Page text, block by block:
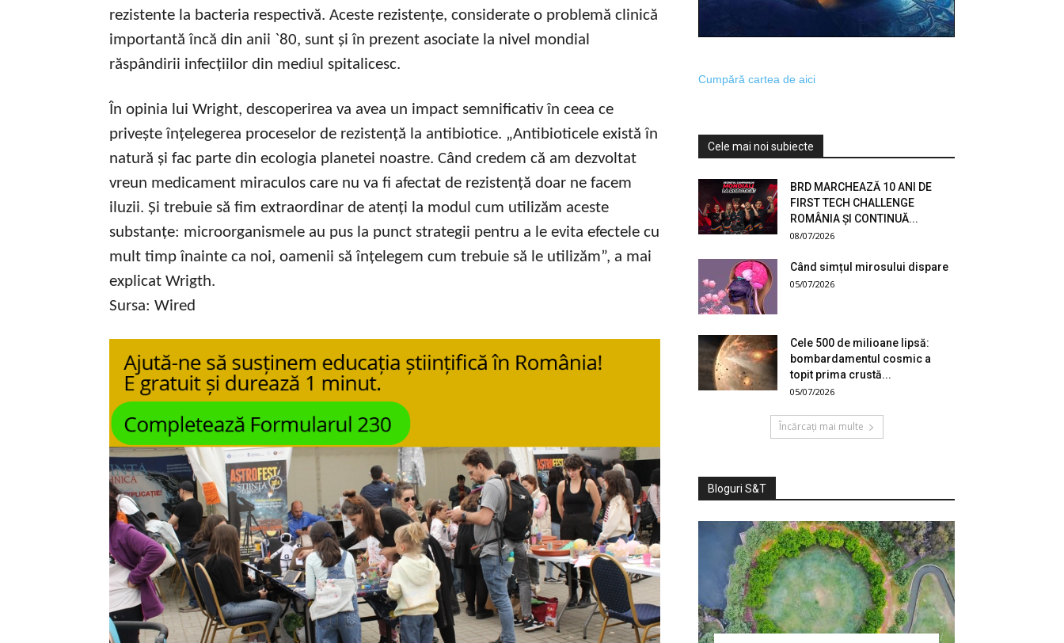
rezistente la bacteria respectivă. Aceste rezistențe, considerate o problemă clinică
importantă încă din anii `80, sunt și în prezent asociate la nivel mondial
răspândirii infecțiilor din mediul spitalicesc.
În opinia lui Wright, descoperirea va avea un impact semnificativ în ceea ce
privește înțelegerea proceselor de rezistență la antibiotice. „Antibioticele există în
natură și fac parte din ecologia planetei noastre. Când credem că am dezvoltat
vreun medicament miraculos care nu va fi afectat de rezistență doar ne facem
iluzii. Și trebuie să fim extraordinar de atenți la modul cum utilizăm aceste
substanțe: microorganismele au pus la punct strategii pentru a le evita efectele cu
mult timp înainte ca noi, oamenii să înțelegem cum trebuie să le utilizăm”, a mai
explicat Wrigth.
Sursa: Wired
Cumpără cartea de aici
Cele mai noi subiecte
BRD MARCHEAZĂ 10 ANI DE
FIRST TECH CHALLENGE
ROMÂNIA ȘI CONTINUĂ...
08/07/2026
Când simțul mirosului dispare
05/07/2026
Cele 500 de milioane lipsă:
bombardamentul cosmic a
topit prima crustă...
05/07/2026
Încărcați mai multe
Bloguri S&T